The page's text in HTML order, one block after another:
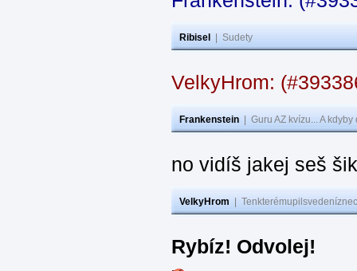
Ribisel Sudety
VelkyHrom:
Frankenstein Guru AZ kvízu... A
no vidíš jakej seš
VelkyHrom
Rybíz! Odvolej!